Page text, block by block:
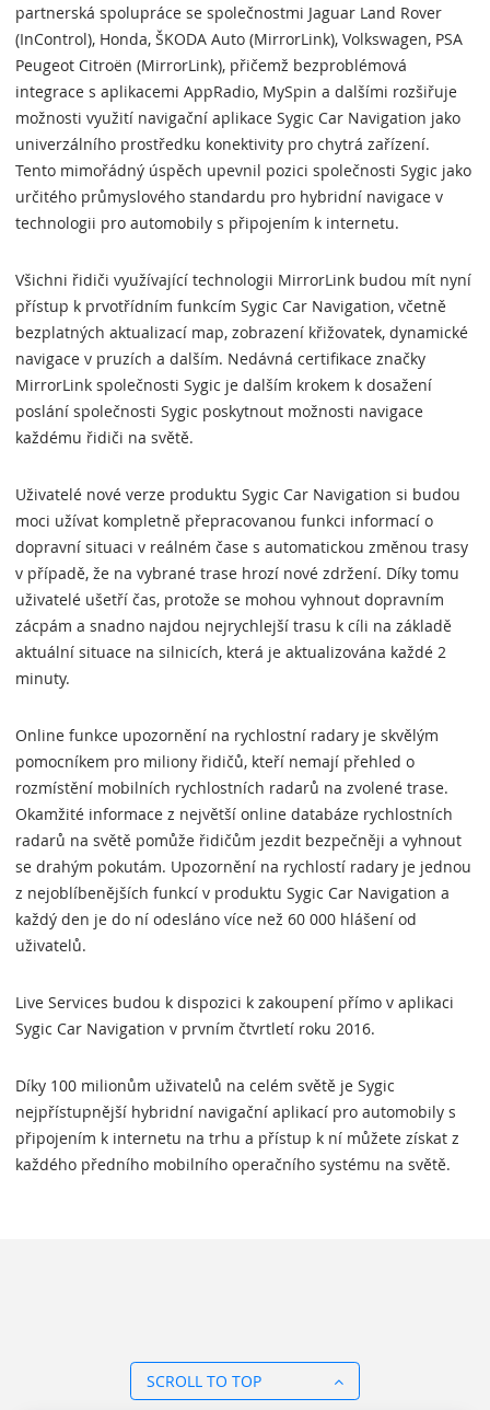
partnerská spolupráce se společnostmi Jaguar Land Rover
(InControl), Honda, ŠKODA Auto (MirrorLink), Volkswagen, PSA
Peugeot Citroën (MirrorLink), přičemž bezproblémová
integrace s aplikacemi AppRadio, MySpin a dalšími rozšiřuje
možnosti využití navigační aplikace Sygic Car Navigation jako
univerzálního prostředku konektivity pro chytrá zařízení.
Tento mimořádný úspěch upevnil pozici společnosti Sygic jako
určitého průmyslového standardu pro hybridní navigace v
technologii pro automobily s připojením k internetu.
Všichni řidiči využívající technologii MirrorLink budou mít nyní
přístup k prvotřídním funkcím Sygic Car Navigation, včetně
bezplatných aktualizací map, zobrazení křižovatek, dynamické
navigace v pruzích a dalším. Nedávná certifikace značky
MirrorLink společnosti Sygic je dalším krokem k dosažení
poslání společnosti Sygic poskytnout možnosti navigace
každému řidiči na světě.
Uživatelé nové verze produktu Sygic Car Navigation si budou
moci užívat kompletně přepracovanou funkci informací o
dopravní situaci v reálném čase s automatickou změnou trasy
v případě, že na vybrané trase hrozí nové zdržení. Díky tomu
uživatelé ušetří čas, protože se mohou vyhnout dopravním
zácpám a snadno najdou nejrychlejší trasu k cíli na základě
aktuální situace na silnicích, která je aktualizována každé 2
minuty.
Online funkce upozornění na rychlostní radary je skvělým
pomocníkem pro miliony řidičů, kteří nemají přehled o
rozmístění mobilních rychlostních radarů na zvolené trase.
Okamžité informace z největší online databáze rychlostních
radarů na světě pomůže řidičům jezdit bezpečněji a vyhnout
se drahým pokutám. Upozornění na rychlostí radary je jednou
z nejoblíbenějších funkcí v produktu Sygic Car Navigation a
každý den je do ní odesláno více než 60 000 hlášení od
uživatelů.
Live Services budou k dispozici k zakoupení přímo v aplikaci
Sygic Car Navigation v prvním čtvrtletí roku 2016.
Díky 100 milionům uživatelů na celém světě je Sygic
nejpřístupnější hybridní navigační aplikací pro automobily s
připojením k internetu na trhu a přístup k ní můžete získat z
každého předního mobilního operačního systému na světě.
SCROLL TO TOP